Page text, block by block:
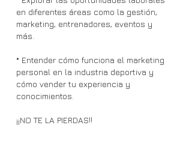
en diferentes áreas como la gestión,
marketing, entrenadores, eventos y
más.
* Entender cómo funciona el marketing
personal en la industria deportiva y
cómo vender tu experiencia y
conocimientos.
¡¡NO TE LA PIERDAS!!